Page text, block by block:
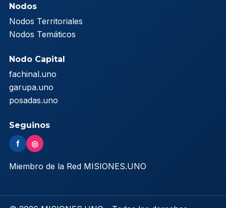
Nodos
Nodos Territoriales
Nodos Temáticos
Nodo Capital
fachinal.uno
garupa.uno
posadas.uno
Seguinos
f ◎
Miembro de la Red MISIONES.UNO